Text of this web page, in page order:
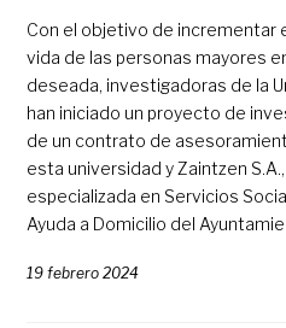
Con el objetivo de incrementar
vida de las personas mayores
deseada, investigadoras de la
han iniciado un proyecto de
de un contrato de
esta universidad y Zaintzen
especializada en Servicios
Ayuda a Domicilio del
19 febrero 2024